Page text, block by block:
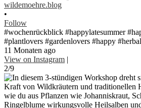
wildemoehre.blog
•
Follow
#wochenrückblick #happylatesummer
#plantlovers #gardenlovers #happy
11 Monaten ago
View on Instagram |
2/9